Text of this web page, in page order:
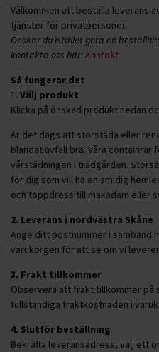
Välkommen att beställa leverans
tjänster för privatpersoner.
Önskar du istället göra en
kontakta oss här:Kontakt
Så fungerar det
1. Välj produkt
Klicka på önskad produkt nedan
Är det dags att storstäda eller
blandat avfall bra. Våra
vårstädningen i trädgården.
för dig som vill ha en smidig
och toppdress till makadam eller
2. Leverans i nordvästra Skåne
Ange ditt postnummer i samband
varukorgen för att se om vi
3. Frakt tillkommer
Observera att frakt tillkommer på
fullständiga fraktkostnaden i
4. Slutför beställning
Bekräfta leveransadress, välj ett